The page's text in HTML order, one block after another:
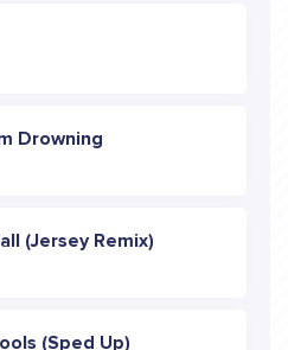
Drowning
(Jersey Remix)
(Sped Up)